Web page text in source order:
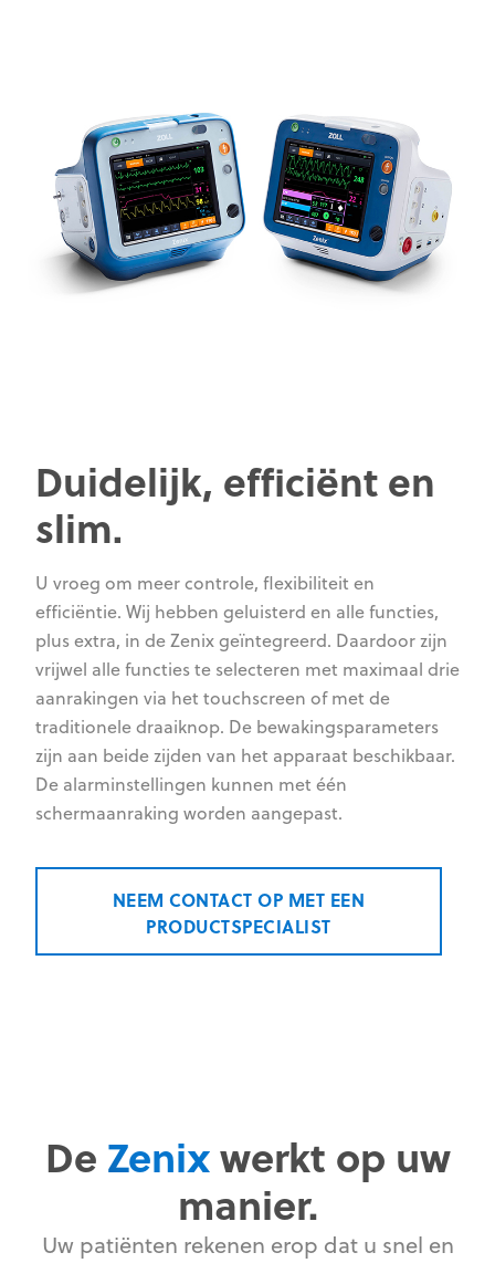
Duidelijk, efficiënt en
slim.
U vroeg om meer controle, flexibiliteit en
efficiëntie. Wij hebben geluisterd en alle functies,
plus extra, in de Zenix geïntegreerd. Daardoor zijn
vrijwel alle functies te selecteren met maximaal drie
aanrakingen via het touchscreen of met de
traditionele draaiknop. De bewakingsparameters
zijn aan beide zijden van het apparaat beschikbaar.
De alarminstellingen kunnen met één
schermaanraking worden aangepast.
NEEM CONTACT OP MET EEN
PRODUCTSPECIALIST
De Zenixwerkt op uw
manier.
Uw patiënten rekenen erop dat u snel en